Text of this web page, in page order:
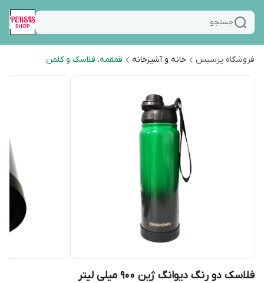
جستجو
فروشگاه پرسیس خانه و آشپزخانه قمقمه، فلاسک و کلمن
فلاسک دو رنگ دیوانگ ژین 900 میلی لیتر